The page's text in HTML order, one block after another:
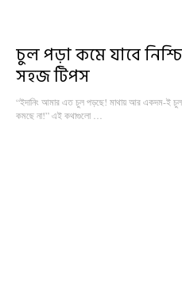
চুল পড়া কমে যাবে
সহজ টিপস
“ইদানিং আমার এত চুল পড়ছে! মাথায় আর একদম-ই
কমছে না!” এই কথাগুলো …